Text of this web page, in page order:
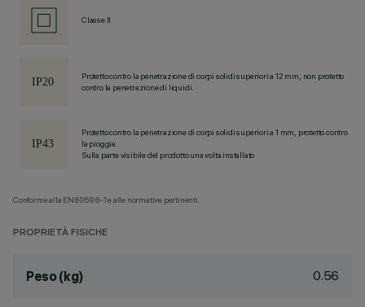
Classe II
Protetto contro la penetrazione di corpi solidi superiori a 12 mm, non protetto
contro la penetrazione di liquidi.
Protetto contro la penetrazione di corpi solidi superiori a 1 mm, protetto contro
la pioggia.
Sulla parte visibile del prodotto una volta installato
Conforme alla EN60598-1 e alle normative pertinenti.
PROPRIETÀ FISICHE
Peso (kg) 0.56